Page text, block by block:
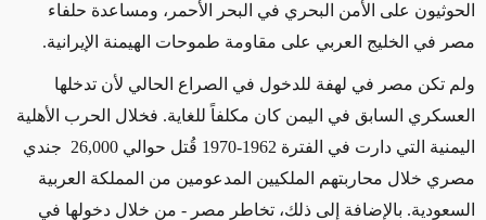
الحوثيون على الأمن البحري في البحر الأحمر، ومساعدة حلفاء
مصر في الخليج العربي على مقاومة طموحات الهيمنة الإيرانية.
ولم تكن مصر في لهفة للدخول في الصراع الحالي لأن تدخلها
العسكري السابق في اليمن كان مكلفاً للغاية. فخلال الحرب الأهلية
اليمنية التي دارت في الفترة 1962-1970 قُتل حوالي
26,000 جندي
مصري خلال محاربتهم الملكيين المدعومين من المملكة العربية
السعودية. بالإضافة إلى ذلك، تخاطر مصر - من خلال دخولها في